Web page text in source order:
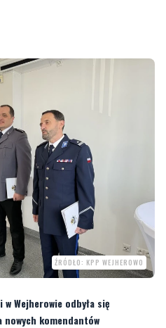
ŹRÓDŁO: KPP WEJHEROWO
Wejherowie odbyła się
komendantów
Komendanta Komisariatu Policji w
Marek Wagazostał mianowany